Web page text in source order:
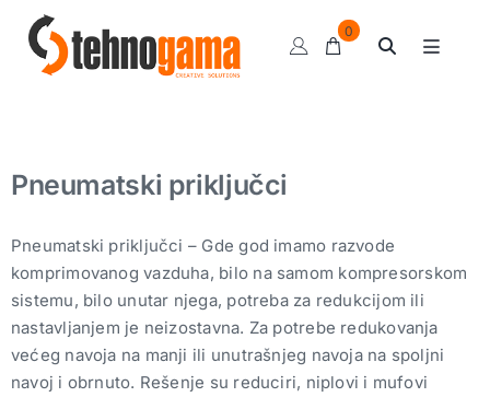
content
0
Toggle
Kompresorske pumpe
Pneumatski alat
Ulja i sredstva
Motalice
Balanseri
Pneumatski priključci
Pneumatski priključci – Gde god imamo razvode
komprimovanog vazduha, bilo na samom kompresorskom
sistemu, bilo unutar njega, potreba za redukcijom ili
nastavljanjem je neizostavna. Za potrebe redukovanja
većeg navoja na manji ili unutrašnjeg navoja na spoljni
navoj i obrnuto. Rešenje su reduciri, niplovi i mufovi